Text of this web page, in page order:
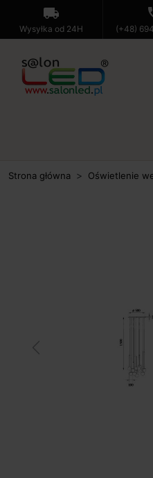
local_shipping
Wysyłka od 24H (+48)
Strona główna Oświetlenie